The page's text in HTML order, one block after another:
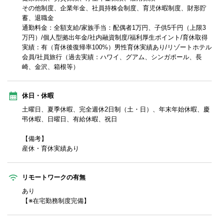
その他制度、企業年金、社員持株会制度、育児休暇制度、財形貯
蓄、退職金
通勤料金：全額支給/家族手当：配偶者1万円、子供5千円（上限3
万円）/個人型拠出年金/社内融資制度/福利厚生ポイント/育休取得
実績：有（育休後復帰率100%）男性育休実績あり/リゾートホテル
会員/社員旅行（過去実績：ハワイ、グアム、シンガポール、長
崎、金沢、箱根等）
休日・休暇
土曜日、夏季休暇、完全週休2日制（土・日）、年末年始休暇、慶
弔休暇、日曜日、有給休暇、祝日
【備考】
産休・育休実績あり
リモートワークの有無
あり
【※在宅勤務制度完備】